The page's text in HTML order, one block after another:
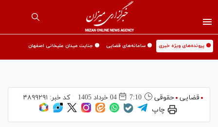
🟡 پرونده‌های ویژه خبری 🟡 سامانه‌های قضایی 🟡 جنایت میدان علیخانی اصفهان
قضایی حقوقی 7:10 04 خرداد 1405 کد خبر: ۴۸۹۹۲۹۱
چاپ